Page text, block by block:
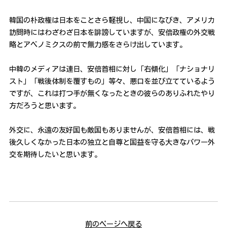
韓国の朴政権は日本をことさら軽視し、中国になびき、アメリカ
訪問時にはわざわざ日本を誹謗していますが、安倍政権の外交戦
略とアベノミクスの前で無力感をさらけ出しています。
中韓のメディアは連日、安倍首相に対し「右傾化」「ナショナリ
スト」「戦後体制を覆すもの」等々、悪口を並び立てているよう
ですが、これは打つ手が無くなったときの彼らのありふれたやり
方だろうと思います。
外交に、永遠の友好国も敵国もありませんが、安倍首相には、戦
後久しくなかった日本の独立と自尊と国益を守る大きなパワー外
交を期待したいと思います。
前のページへ戻る